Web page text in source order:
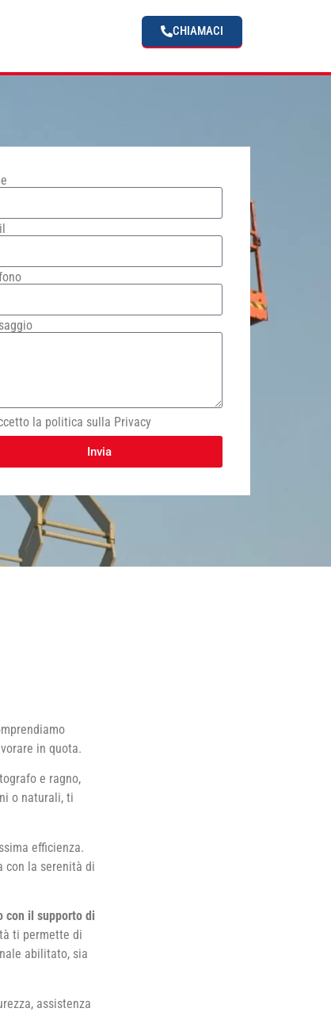
CHIAMACI
la politica sulla Privacy
Invia
in quota.
e ragno,
o naturali, ti
efficienza.
con la serenità di
con il supporto di
ti permette di
abilitato, sia
assistenza